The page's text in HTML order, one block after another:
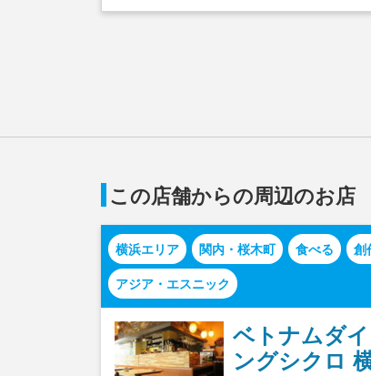
この店舗からの周辺のお店
横浜エリア 関内・桜木町 食べる
創
アジア・エスニック
ベトナムダ
ングシクロ